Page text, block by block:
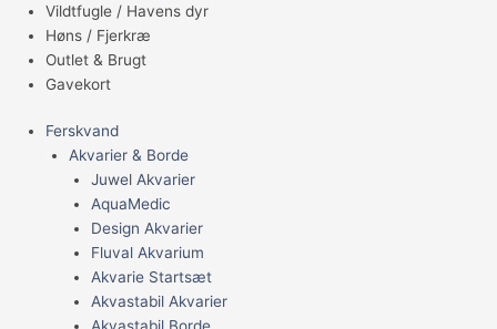
Vildtfugle / Havens dyr
Høns / Fjerkræ
Outlet & Brugt
Gavekort
Ferskvand
Akvarier & Borde
Juwel Akvarier
AquaMedic
Design Akvarier
Fluval Akvarium
Akvarie Startsæt
Akvastabil Akvarier